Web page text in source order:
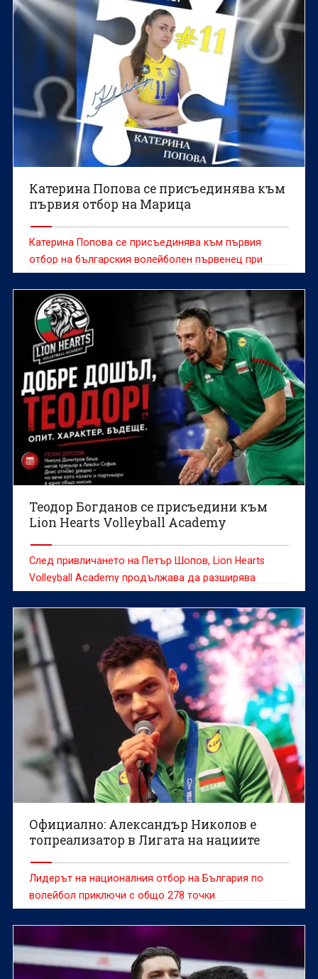
Катерина Попова се присъединява към
първия отбор на Марица
Катерина Попова се присъединява към първия
отбор на българския волейболен първенец при
жените Марица (Пловдив), съобщиха от клуба.
Теодор Богданов се присъедини към
Lion Hearts Volleyball Academy
След привличането на Петър Шопов, Lion Hearts
Volleyball Academy продължава да разширява
треньорския си екип с още един доказан
специалист.
Официално: Александър Николов е
топреализатор в Лигата на нациите
Лидерът на националния отбор на България по
волейбол приключи с общо 278 точки